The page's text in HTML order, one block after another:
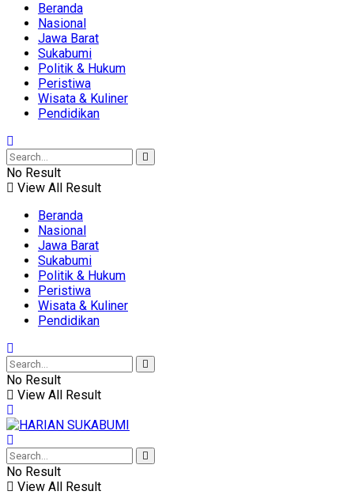
Beranda
Nasional
Jawa Barat
Sukabumi
Politik & Hukum
Peristiwa
Wisata & Kuliner
Pendidikan
No Result
View All Result
Beranda
Nasional
Jawa Barat
Sukabumi
Politik & Hukum
Peristiwa
Wisata & Kuliner
Pendidikan
No Result
View All Result
No Result
View All Result